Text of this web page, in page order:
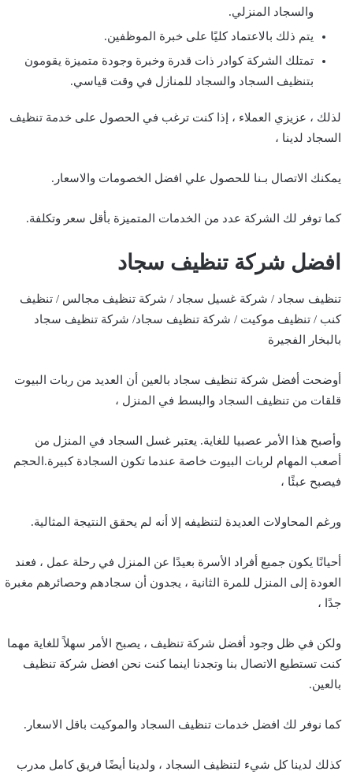
والسجاد المنزلي.
يتم ذلك بالاعتماد كليًا على خبرة الموظفين.
تمتلك الشركة كوادر ذات قدرة وخبرة وجودة متميزة يقومون
بتنظيف السجاد والسجاد للمنازل في وقت قياسي.
لذلك ، عزيزي العملاء ، إذا كنت ترغب في الحصول على خدمة تنظيف
السجاد لدينا ،
يمكنك الاتصال بـنا للحصول علي افضل الخصومات والاسعار.
كما توفر لك الشركة عدد من الخدمات المتميزة بأقل سعر وتكلفة.
افضل شركة تنظيف سجاد
تنظيف سجاد / شركة غسيل سجاد / شركة تنظيف مجالس / تنظيف
كنب / تنظيف موكيت / شركة تنظيف سجاد/ شركة تنظيف سجاد
بالبخار الفجيرة
أوضحت أفضل شركة تنظيف سجاد بالعين أن العديد من ربات البيوت
قلقات من تنظيف السجاد والبسط في المنزل ،
وأصبح هذا الأمر عصبيا للغاية. يعتبر غسل السجاد في المنزل من
أصعب المهام لربات البيوت خاصة عندما تكون السجادة كبيرة.الحجم
فيصبح عبئًا ،
ورغم المحاولات العديدة لتنظيفه إلا أنه لم يحقق النتيجة المثالية.
أحيانًا يكون جميع أفراد الأسرة بعيدًا عن المنزل في رحلة عمل ، فعند
العودة إلى المنزل للمرة الثانية ، يجدون أن سجادهم وحصائرهم مغبرة
جدًا ،
ولكن في ظل وجود أفضل شركة تنظيف ، يصبح الأمر سهلاً للغاية مهما
كنت تستطيع الاتصال بنا وتجدنا اينما كنت نحن افضل شركة تنظيف
بالعين.
كما نوفر لك افضل خدمات تنظيف السجاد والموكيت باقل الاسعار.
كذلك لدينا كل شيء لتنظيف السجاد ، ولدينا أيضًا فريق كامل مدرب